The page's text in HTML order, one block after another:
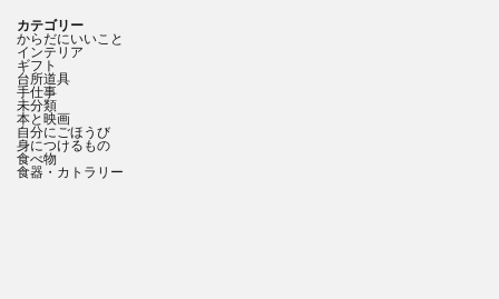
カテゴリー
からだにいいこと
インテリア
ギフト
台所道具
手仕事
未分類
本と映画
自分にごほうび
身につけるもの
食べ物
食器・カトラリー